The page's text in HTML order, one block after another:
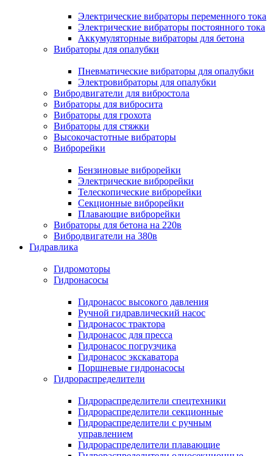
Электрические вибраторы переменного тока
Электрические вибраторы постоянного тока
Аккумуляторные вибраторы для бетона
Вибраторы для опалубки
Пневматические вибраторы для опалубки
Электровибраторы для опалубки
Вибродвигатели для вибростола
Вибраторы для вибросита
Вибраторы для грохота
Вибраторы для стяжки
Высокочастотные вибраторы
Виброрейки
Бензиновые виброрейки
Электрические виброрейки
Телескопические виброрейки
Секционные виброрейки
Плавающие виброрейки
Вибраторы для бетона на 220в
Вибродвигатели на 380в
Гидравлика
Гидромоторы
Гидронасосы
Гидронасос высокого давления
Ручной гидравлический насос
Гидронасос трактора
Гидронасос для пресса
Гидронасос погрузчика
Гидронасос экскаватора
Поршневые гидронасосы
Гидрораспределители
Гидрораспределители спецтехники
Гидрораспределители секционные
Гидрораспределители с ручным
управлением
Гидрораспределители плавающие